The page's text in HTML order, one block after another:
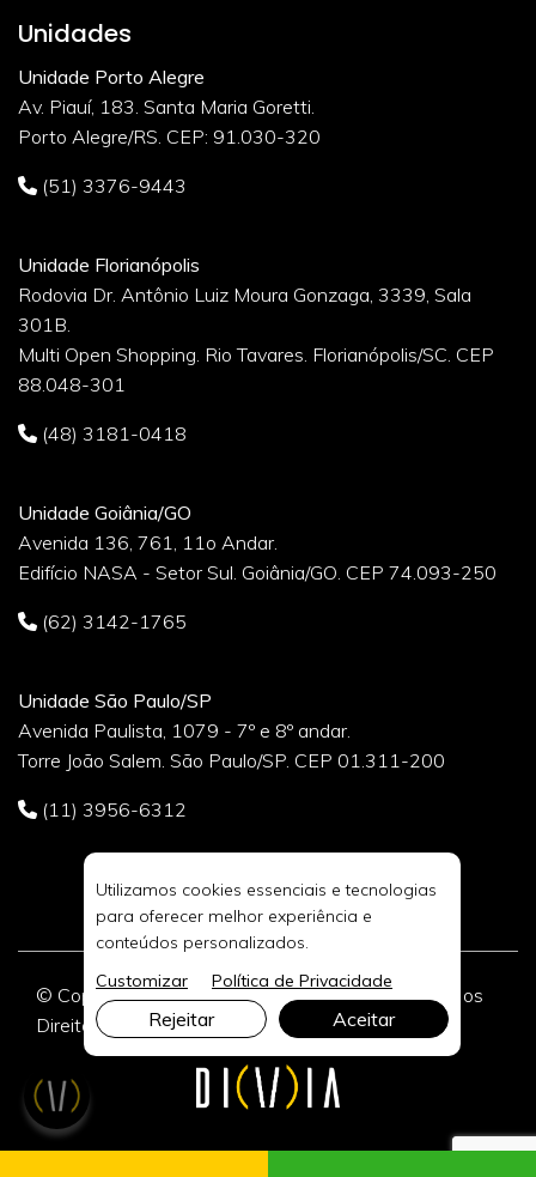
Unidades
Unidade Porto Alegre
Av. Piauí, 183. Santa Maria Goretti.
Porto Alegre/RS. CEP: 91.030-320
(51) 3376-9443
Unidade Florianópolis
Rodovia Dr. Antônio Luiz Moura Gonzaga, 3339, Sala
301B.
Multi Open Shopping. Rio Tavares. Florianópolis/SC. CEP
88.048-301
(48) 3181-0418
Unidade Goiânia/GO
Avenida 136, 761, 11o Andar.
Edifício NASA - Setor Sul. Goiânia/GO. CEP 74.093-250
(62) 3142-1765
Unidade São Paulo/SP
Avenida Paulista, 1079 - 7º e 8º andar.
Torre João Salem. São Paulo/SP. CEP 01.311-200
(11) 3956-6312
© Copyright 2026 DIVIA Marketing Digital. Todos os
Direitos Reservados.
Utilizamos cookies essenciais e tecnologias
para oferecer melhor experiência e
conteúdos personalizados.
Customizar
Política de Privacidade
Rejeitar Aceitar